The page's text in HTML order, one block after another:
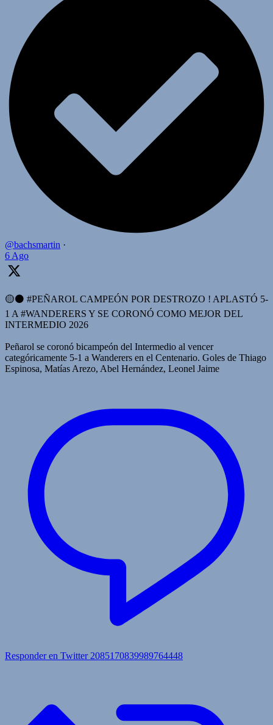
@bachsmartin ·
6 Ago
🟡⚫️ #PEÑAROL CAMPEÓN POR DESTROZO ! APLASTÓ 5-
1 A #WANDERERS Y SE CORONÓ COMO MEJOR DEL
INTERMEDIO 2026
Peñarol se coronó bicampeón del Intermedio al vencer
categóricamente 5-1 a Wanderers en el Centenario. Goles de Thiago
Espinosa, Matías Arezo, Abel Hernández, Leonel Jaime
Responder en Twitter 2085170839989764448